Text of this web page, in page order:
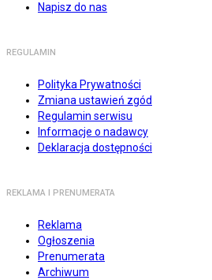
Napisz do nas
REGULAMIN
Polityka Prywatności
Zmiana ustawień zgód
Regulamin serwisu
Informacje o nadawcy
Deklaracja dostępności
REKLAMA I PRENUMERATA
Reklama
Ogłoszenia
Prenumerata
Archiwum